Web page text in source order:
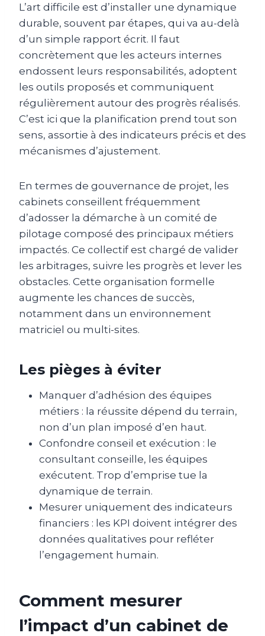
L’art difficile est d’installer une dynamique
durable, souvent par étapes, qui va au-delà
d’un simple rapport écrit. Il faut
concrètement que les acteurs internes
endossent leurs responsabilités, adoptent
les outils proposés et communiquent
régulièrement autour des progrès réalisés.
C’est ici que la planification prend tout son
sens, assortie à des indicateurs précis et des
mécanismes d’ajustement.
En termes de gouvernance de projet, les
cabinets conseillent fréquemment
d’adosser la démarche à un comité de
pilotage composé des principaux métiers
impactés. Ce collectif est chargé de valider
les arbitrages, suivre les progrès et lever les
obstacles. Cette organisation formelle
augmente les chances de succès,
notamment dans un environnement
matriciel ou multi-sites.
Les pièges à éviter
Manquer d’adhésion des équipes
métiers : la réussite dépend du terrain,
non d’un plan imposé d’en haut.
Confondre conseil et exécution : le
consultant conseille, les équipes
exécutent. Trop d’emprise tue la
dynamique de terrain.
Mesurer uniquement des indicateurs
financiers : les KPI doivent intégrer des
données qualitatives pour refléter
l’engagement humain.
Comment mesurer
l’impact d’un cabinet de